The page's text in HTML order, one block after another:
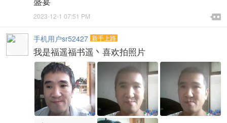

2023-12-1 07:51 PM 
手机用户sr52427 新手上路
我是福遥福书遥丶喜欢拍照片